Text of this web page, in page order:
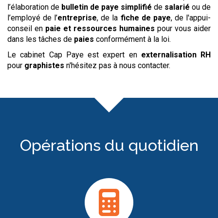
l’élaboration de bulletin de paye simplifié de salarié ou de
l’employé de l’entreprise, de la fiche de paye, de l'appui-
conseil en paie et ressources humaines pour vous aider
dans les tâches de paies conformément à la loi.
Le cabinet Cap Paye est expert en externalisation RH
pour graphistes n'hésitez pas à nous contacter.
Opérations du quotidien